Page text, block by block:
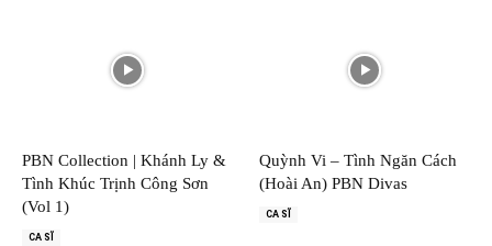
PBN Collection | Khánh Ly &
Tình Khúc Trịnh Công Sơn
(Vol 1)
CA SĨ
Quỳnh Vi – Tình Ngăn Cách
(Hoài An) PBN Divas
CA SĨ